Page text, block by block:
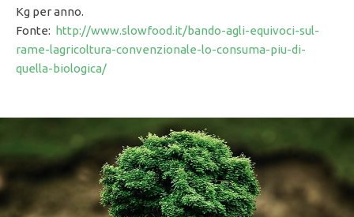
Kg per anno.
Fonte: http://www.slowfood.it/bando-agli-equivoci-sul-
rame-lagricoltura-convenzionale-lo-consuma-piu-di-
quella-biologica/